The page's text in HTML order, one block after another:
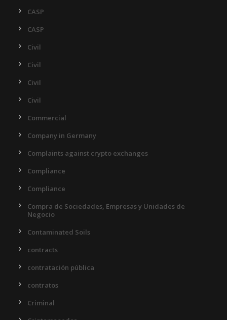
CASP
CASP
Civil
Civil
Civil
Civil
Commercial
Company in Germany
Complaints against crypto exchanges
Compliance
Compliance
Compra de Sociedades, Empresas y Unidades de
Negocio
Contaminated Soils
contracts
contratación pública
contratos
Criminal